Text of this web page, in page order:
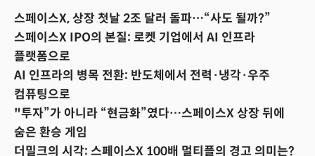
스페이스X, 상장 첫날 2조 달러 돌파…“사도 될까?”
스페이스X IPO의 본질: 로켓 기업에서 AI 인프라
플랫폼으로
AI 인프라의 병목 전환: 반도체에서 전력·냉각·우주
컴퓨팅으로
"투자”가 아니라 “현금화”였다…스페이스X 상장 뒤에
숨은 환승 게임
더밀크의 시각: 스페이스X 100배 멀티플의 경고 의미는?